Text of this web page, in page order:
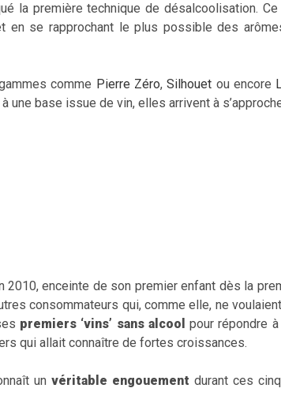
la première technique de désalcoolisation.
en se rapprochant le plus possible des
comme Pierre Zéro,Silhouet ou encore
une base issue de vin, elles arrivent à
enceinte de son premier enfant dès la
consommateurs qui, comme elle, ne
premiers ‘vins’ sans alcool pour répondre
qui allait connaître de fortes croissances.
un véritable engouement durant ces